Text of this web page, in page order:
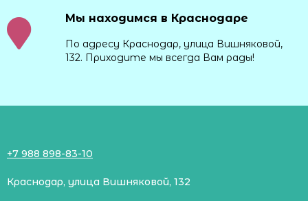
Мы находимся в Краснодаре
По адресу Краснодар, улица Вишняковой,
132. Приходите мы всегда Вам рады!
+7 988 898-83-10
Краснодар, улица Вишняковой, 132